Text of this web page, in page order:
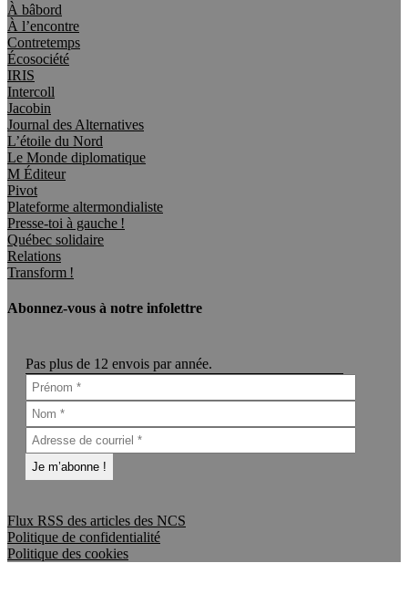
À bâbord
À l’encontre
Contretemps
Écosociété
IRIS
Intercoll
Jacobin
Journal des Alternatives
L’étoile du Nord
Le Monde diplomatique
M Éditeur
Pivot
Plateforme altermondialiste
Presse-toi à gauche !
Québec solidaire
Relations
Transform !
Abonnez-vous à notre infolettre
Pas plus de 12 envois par année.
Flux RSS des articles des NCS
Politique de confidentialité
Politique des cookies